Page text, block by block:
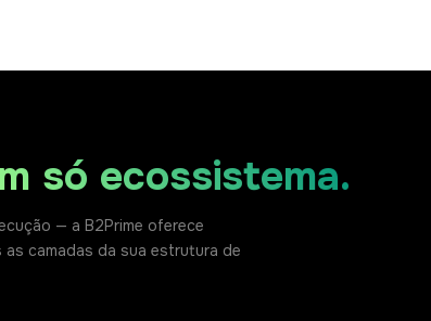
só ecossistema.
— a B2Prime oferece
camadas da sua estrutura de